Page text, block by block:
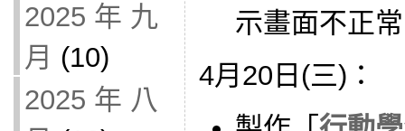
2025 年 九
月 (10)
2025 年 八
示畫面不正
4月20日(三)：